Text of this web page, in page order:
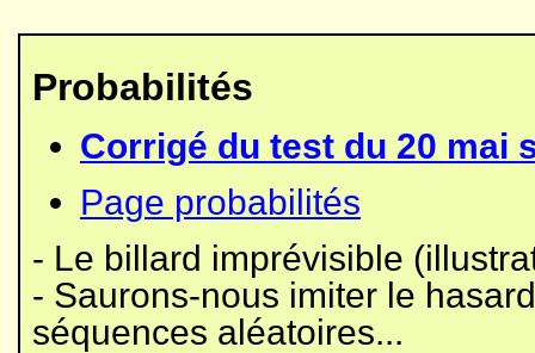
Probabilités
Corrigé du test du 20 mai
Page probabilités
- Le billard imprévisible
- Saurons-nous imiter le
séquences aléatoires...